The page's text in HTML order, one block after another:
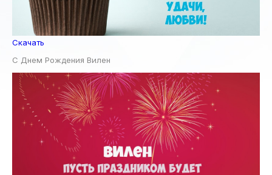
Скачать
С Днем Рождения Вилен